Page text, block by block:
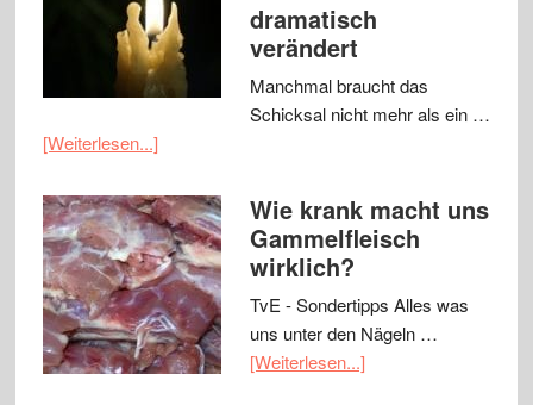
dramatisch
verändert
Manchmal braucht das
Schicksal nicht mehr als ein …
[Weiterlesen...]
Wie krank macht uns
Gammelfleisch
wirklich?
TvE - Sondertipps Alles was
uns unter den Nägeln …
[Weiterlesen...]